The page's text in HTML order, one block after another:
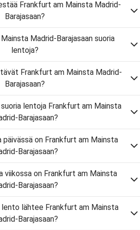
Frankfurt am Mainsta Madrid-
Barajasaan?
Madrid-Barajasaan suoria
lentoja?
Frankfurt am Mainsta Madrid-
Barajasaan?
suoria lentoja Frankfurt am Mainsta
Barajasaan?
päivässä on Frankfurt am Mainsta
Barajasaan?
viikossa on Frankfurt am Mainsta
Barajasaan?
lento lähtee Frankfurt am Mainsta
Barajasaan?